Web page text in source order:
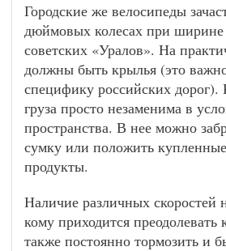
Городские же велосипеды
дюймовых колесах при
советских «Уралов». На
должны быть крылья (это
специфику российских дорог).
груза просто незаменима в
пространства. В нее можно
сумку или положить
продукты.
Наличие различных скоростей
кому приходится
также постоянно тормозить и